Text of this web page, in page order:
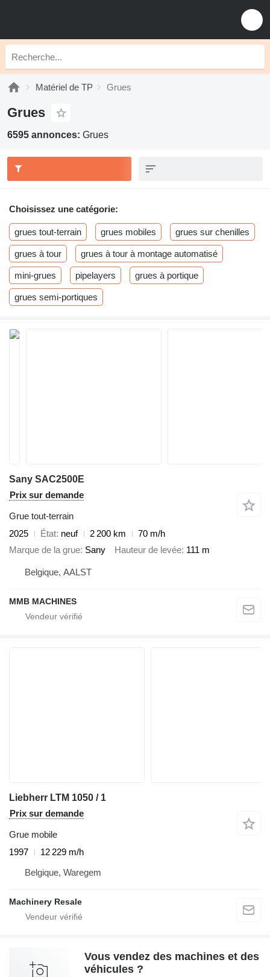
Matériel de TP Grues
Grues
6595 annonces: Grues
Choisissez une catégorie:
grues tout-terrain grues mobiles grues sur chenilles
grues à tour grues à tour à montage automatisé
mini-grues pipelayers grues à portique
grues semi-portiques
Sany SAC2500E
Prix sur demande
Grue tout-terrain
2025
État neuf 2 200 km
70 m/h
Marque de la grue Sany Hauteur de levée 111 m
Belgique, AALST
MMB MACHINES
Liebherr LTM 1050 / 1
Prix sur demande
Grue mobile
1997
12 229 m/h
Belgique, Waregem
Machinery Resale
Vous vendez des machines et des
véhicules ?